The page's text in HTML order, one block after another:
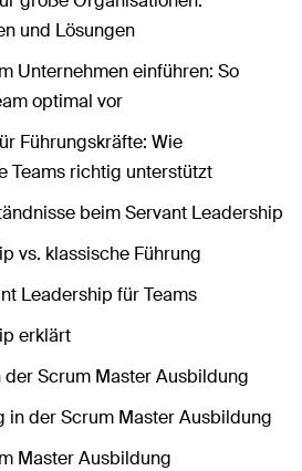
und Lösungen
Unternehmen einführen: So
optimal vor
Führungskräfte: Wie
Teams richtig unterstützt
beim Servant Leadership
vs. klassische Führung
Leadership für Teams
erklärt
der Scrum Master Ausbildung
in der Scrum Master Ausbildung
Master Ausbildung